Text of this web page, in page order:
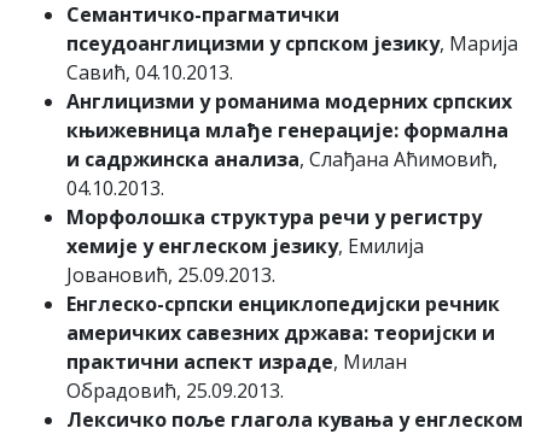
Семантичко-прагматички
псеудоанглицизми у српском језику, Марија
Савић, 04.10.2013.
Англицизми у романима модерних српских
књижевница млађе генерације: формална
и садржинска анализа, Слађана Аћимовић,
04.10.2013.
Морфолошка структура речи у регистру
хемије у енглеском језику, Емилија
Јовановић, 25.09.2013.
Енглеско-српски енциклопедијски речник
америчких савезних држава: теоријски и
практични аспект израде, Милан
Обрадовић, 25.09.2013.
Лексичко поље глагола кувања у енглеском